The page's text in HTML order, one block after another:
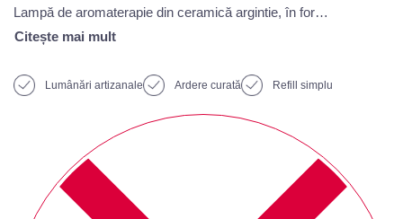
Lampă de aromaterapie din ceramică argintie, în formă de bufniță. Acest recipient poate fi folosit împreună cu medalioanele parfumate Flair Scent. La baza recipientului este necesară o lumânare de tip pastilă.
Lumânări artizanale Ardere curată Refill simplu